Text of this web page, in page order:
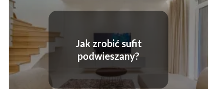
Jak zrobić sufit
podwieszany?